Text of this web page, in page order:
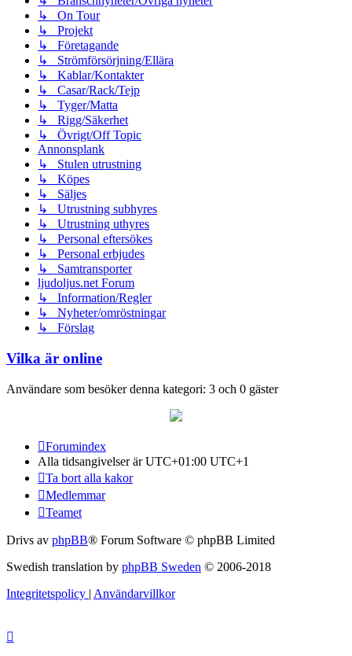
↳ On Tour
↳ Projekt
↳ Företagande
↳ Strömförsörjning/Ellära
↳ Kablar/Kontakter
↳ Casar/Rack/Tejp
↳ Tyger/Matta
↳ Rigg/Säkerhet
↳ Övrigt/Off Topic
Annonsplank
↳ Stulen utrustning
↳ Köpes
↳ Säljes
↳ Utrustning subhyres
↳ Utrustning uthyres
↳ Personal eftersökes
↳ Personal erbjudes
↳ Samtransporter
ljudoljus.net Forum
↳ Information/Regler
↳ Nyheter/omröstningar
↳ Förslag
Vilka är online
Användare som besöker denna kategori: 3 och 0 gäster
Forumindex
Alla tidsangivelser är UTC+01:00 UTC+1
Ta bort alla kakor
Medlemmar
Teamet
Drivs av phpBB® Forum Software © phpBB Limited
Swedish translation by phpBB Sweden © 2006-2018
Integritetspolicy | Användarvillkor